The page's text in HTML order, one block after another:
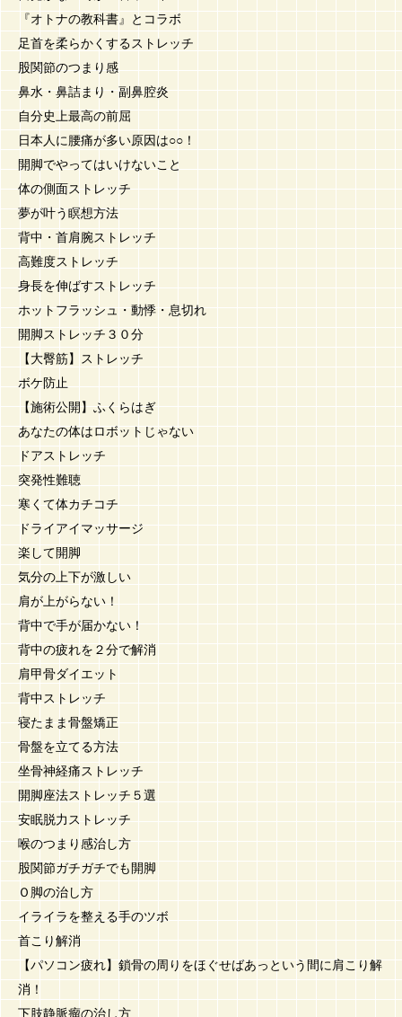
『オトナの教科書』とコラボ
足首を柔らかくするストレッチ
股関節のつまり感
鼻水・鼻詰まり・副鼻腔炎
自分史上最高の前屈
日本人に腰痛が多い原因は○○！
開脚でやってはいけないこと
体の側面ストレッチ
夢が叶う瞑想方法
背中・首肩腕ストレッチ
高難度ストレッチ
身長を伸ばすストレッチ
ホットフラッシュ・動悸・息切れ
開脚ストレッチ３０分
【大臀筋】ストレッチ
ボケ防止
【施術公開】ふくらはぎ
あなたの体はロボットじゃない
ドアストレッチ
突発性難聴
寒くて体カチコチ
ドライアイマッサージ
楽して開脚
気分の上下が激しい
肩が上がらない！
背中で手が届かない！
背中の疲れを２分で解消
肩甲骨ダイエット
背中ストレッチ
寝たまま骨盤矯正
骨盤を立てる方法
坐骨神経痛ストレッチ
開脚座法ストレッチ５選
安眠脱力ストレッチ
喉のつまり感治し方
股関節ガチガチでも開脚
Ｏ脚の治し方
イライラを整える手のツボ
首こり解消
【パソコン疲れ】鎖骨の周りをほぐせばあっという間に肩こり解
消！
下肢静脈瘤の治し方